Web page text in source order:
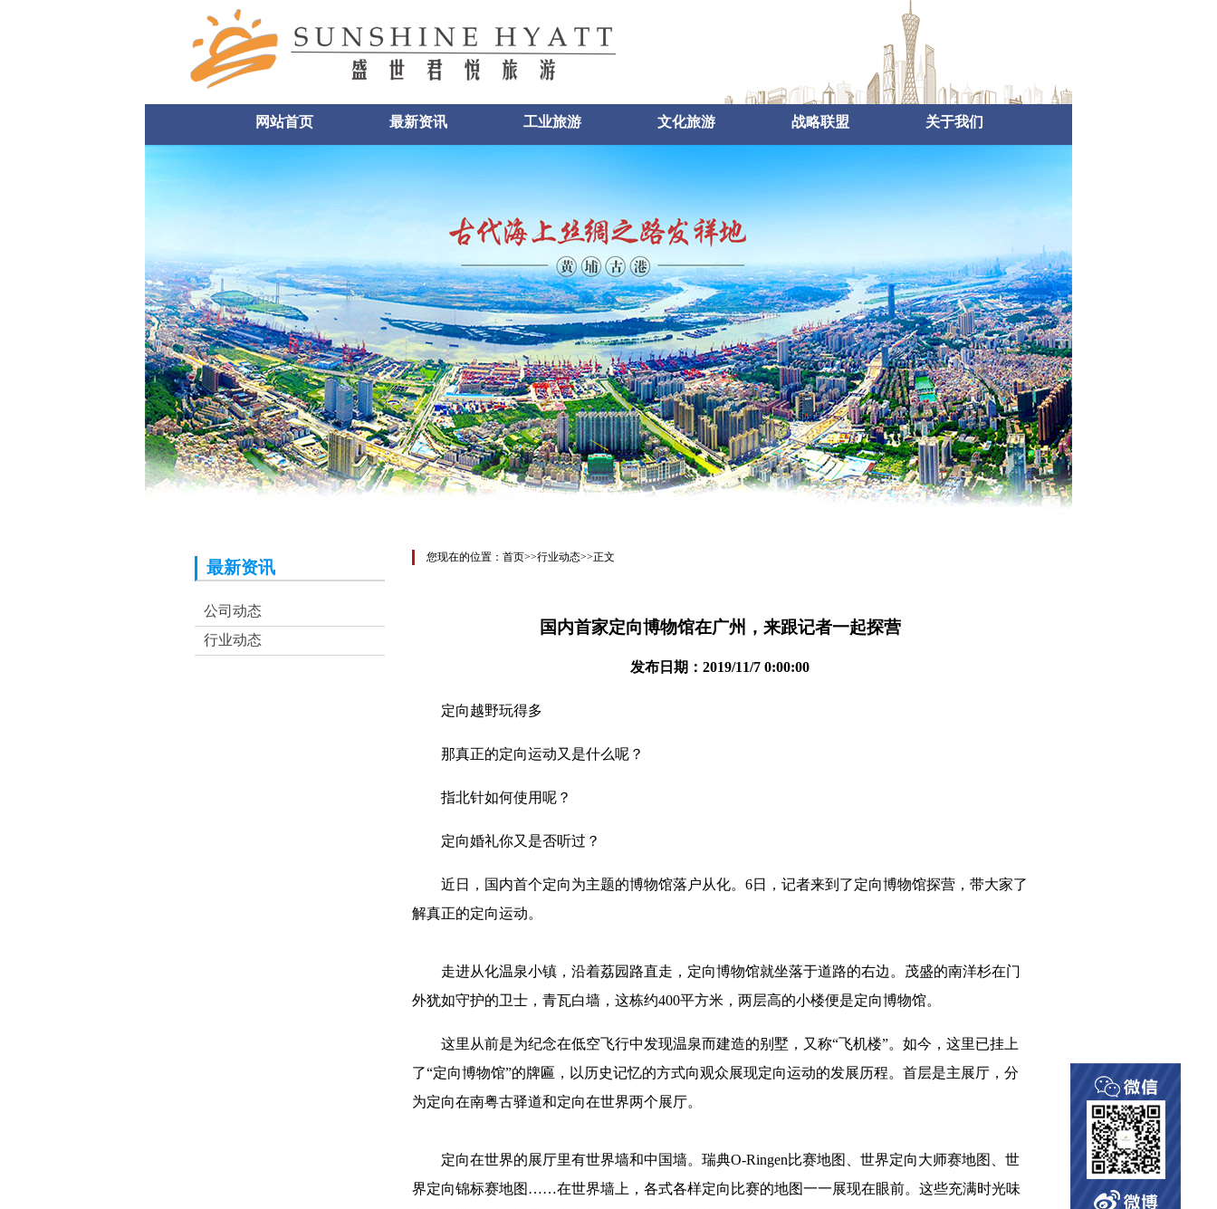
网站首页 最新资讯 工业旅游 文化旅游 战略联盟 关于我们
1 2 3 4
最新资讯
公司动态
行业动态
您现在的位置： 首页>>行业动态>>正文
国内首家定向博物馆在广州，来跟记者一起探营
发布日期：2019/11/7 0:00:00
定向越野玩得多
那真正的定向运动又是什么呢？
指北针如何使用呢？
定向婚礼你又是否听过？
近日，国内首个定向为主题的博物馆落户从化。6日，记者来到了定向博物馆探营，带大家了
解真正的定向运动。
走进从化温泉小镇，沿着荔园路直走，定向博物馆就坐落于道路的右边。茂盛的南洋杉在门
外犹如守护的卫士，青瓦白墙，这栋约400平方米，两层高的小楼便是定向博物馆。
这里从前是为纪念在低空飞行中发现温泉而建造的别墅，又称“飞机楼”。如今，这里已挂上
了“定向博物馆”的牌匾，以历史记忆的方式向观众展现定向运动的发展历程。首层是主展厅，分
为定向在南粤古驿道和定向在世界两个展厅。
定向在世界的展厅里有世界墙和中国墙。瑞典O-Ringen比赛地图、世界定向大师赛地图、世
界定向锦标赛地图……在世界墙上，各式各样定向比赛的地图一一展现在眼前。这些充满时光味